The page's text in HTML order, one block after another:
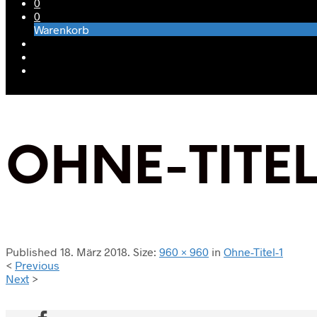
0
Warenkorb
OHNE-
Published 18. März 2018 . Size: 960 × 960 in Ohne-Titel-1
< Previous
Next >